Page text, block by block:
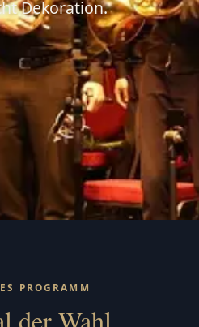
Dekoration.
PROGRAMM